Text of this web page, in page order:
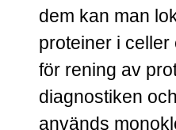
dem kan man
proteiner i
för rening av
diagnostiken
används